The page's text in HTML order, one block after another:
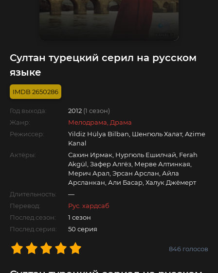
Султан турецкий серил на русском
языке
2650286
Год выхода: 2012 (1 сезон)
Жанр:
Мелодрама, Драма
Режиссер:
Yildiz Hülya Bilban, Шенгюль Халат, Azime
Kanal
Актёры:
Сахин Ирмак, Нургюль Ешилчай, Ferah
Akgül, Зафер Алгёз, Мерве Алтинкая,
Мерич Арал, Эрсан Арслан, Айла
Арсланкан, Али Басар, Халук Джёмерт
Длительность:
—
Перевод:
Рус. хардсаб
Послед.сезон:
1 сезон
Послед.серия:
50 серия
846 голосов